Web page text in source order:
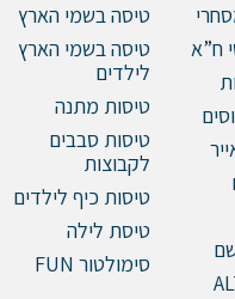
ח”א
טיסה בשמי הארץ
טיסה בשמי הארץ
לילדים
טיסות מתנה
טיסות סבבים
לקבוצות
טיסות כיף לילדים
טיסת לילה
סימולטור FUN